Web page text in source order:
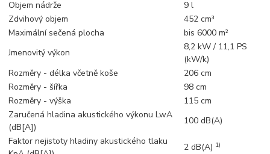
Objem nádrže
9 l
Zdvihový objem
452 cm³
Maximální sečená plocha
bis 6000 m²
Jmenovitý výkon
8,2 kW / 11,1 PS
(kW/k)
Rozměry - délka včetně koše
206 cm
Rozměry - šířka
98 cm
Rozměry - výška
115 cm
Zaručená hladina akustického výkonu LwA
(dB[A])
100 dB(A)
Faktor nejistoty hladiny akustického tlaku
2 dB(A) 1)